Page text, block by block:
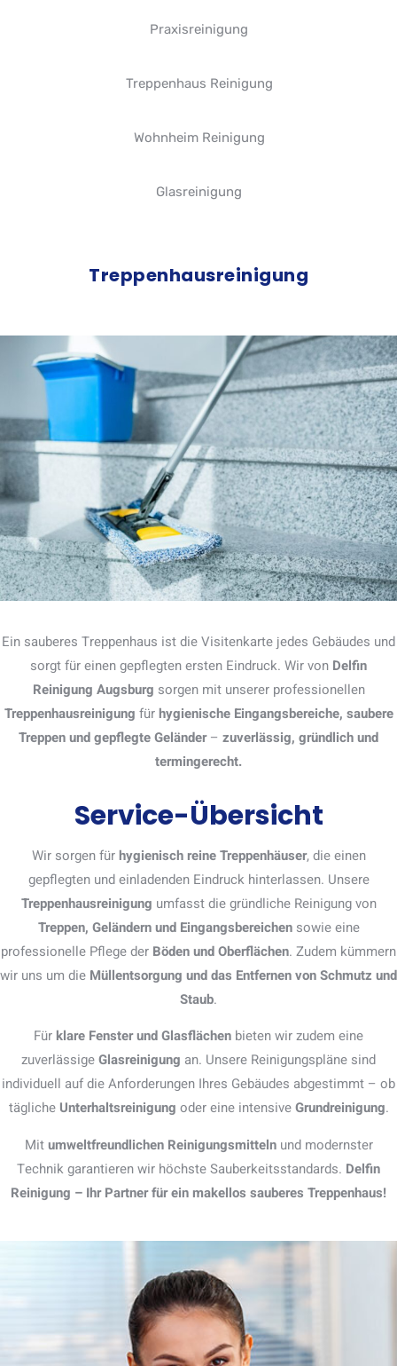
Praxisreinigung
Wohnheim Reinigung
Treppenhaus Reinigung
Glasreinigung
Treppenhausreinigung
Ein sauberes Treppenhaus ist die Visitenkarte jedes Gebäudes und
sorgt für einen gepflegten ersten Eindruck. Wir von Delfin
Reinigung Augsburg sorgen mit unserer professionellen
Treppenhausreinigung fürhygienische Eingangsbereiche, saubere
Treppen und gepflegte Geländer– zuverlässig, gründlich und
termingerecht.
Service-Übersicht
Wir sorgen fürhygienisch reine Treppenhäuser, die einen
gepflegten und einladenden Eindruck hinterlassen. Unsere
Treppenhausreinigung umfasst die gründliche Reinigung von
Treppen, Geländern und Eingangsbereichensowie eine
professionelle Pflege der Böden und Oberflächen. Zudem kümmern
wir uns um die Müllentsorgung und das Entfernen von Schmutz und
Staub.
Für klare Fenster und Glasflächen bieten wir zudem eine
zuverlässigeGlasreinigung an. Unsere Reinigungspläne sind
individuell auf die Anforderungen Ihres Gebäudes abgestimmt – ob
tägliche Unterhaltsreinigung oder eine intensiveGrundreinigung.
Mitumweltfreundlichen Reinigungsmittelnund modernster
Technik garantieren wir höchste Sauberkeitsstandards. Delfin
Reinigung – Ihr Partner für ein makellos sauberes Treppenhaus!